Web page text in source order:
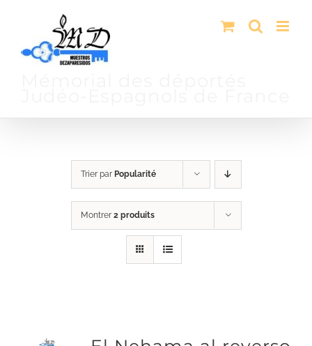
contenu
Trier par Popularité
Montrer 2 produits